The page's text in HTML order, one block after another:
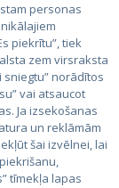
personas
piekrītu”, tiek
zem virsraksta
norādītos
vai atsaucot
Ja izsekošanas
un reklāmām
šai izvēlnei, lai
tīmekļa lapas